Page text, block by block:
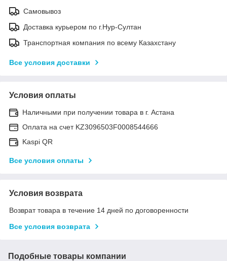
Самовывоз
Доставка курьером по г.Нур-Султан
Транспортная компания по всему Казахстану
Все условия доставки
Условия оплаты
Наличными при получении товара в г. Астана
Оплата на счет KZ3096503F0008544666
Kaspi QR
Все условия оплаты
Условия возврата
Возврат товара в течение 14 дней по договоренности
Все условия возврата
Подобные товары компании